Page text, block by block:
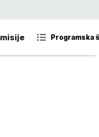
Programska